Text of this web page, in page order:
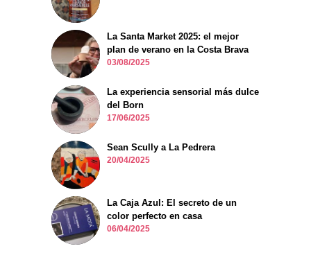
La Santa Market 2025: el mejor
plan de verano en la Costa Brava
03/08/2025
La experiencia sensorial más dulce
del Born
17/06/2025
Sean Scully a La Pedrera
20/04/2025
La Caja Azul: El secreto de un
color perfecto en casa
06/04/2025